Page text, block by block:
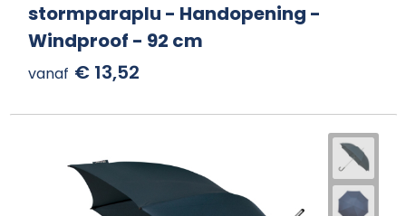
stormparaplu - Handopening -
Windproof - 92 cm
vanaf € 13,52